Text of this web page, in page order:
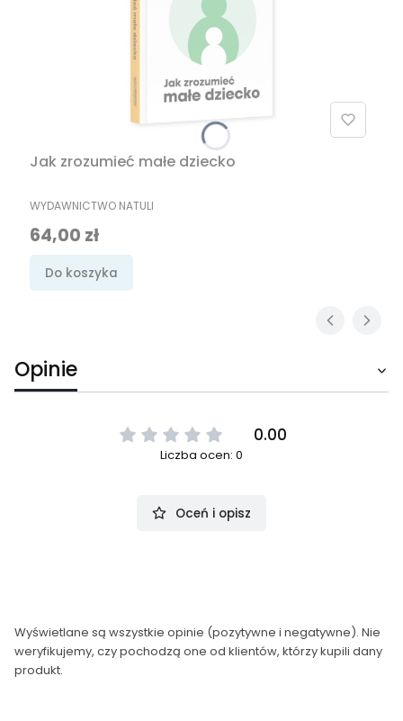
Jak zrozumieć małe dziecko
PRODUCENT
WYDAWNICTWO NATULI
Cena
64,00 zł
Do koszyka
Opinie
0.00
Liczba ocen: 0
Oceń i opisz
Wyświetlane są wszystkie opinie (pozytywne i negatywne). Nie
weryfikujemy, czy pochodzą one od klientów, którzy kupili dany
produkt.